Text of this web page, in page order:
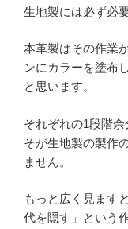
生地製には必ず必
本革製はその作業
ンにカラーを塗布
と思います。
それぞれの1段階
そが生地製の製作
ません。
もっと広く見ます
代を隠す」という